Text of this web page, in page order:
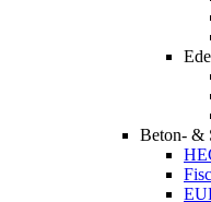
Beton- &